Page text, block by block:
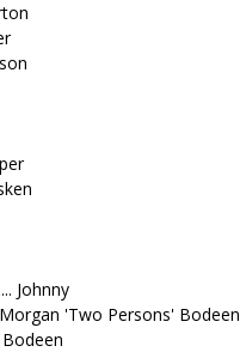
Johnny
'Two Persons' Bodeen